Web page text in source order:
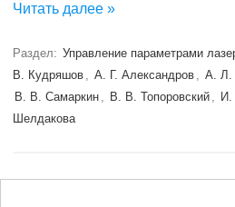
Читать далее »
Раздел: Управление параметрами
В. Кудряшов , А. Г. Александров , А. Л.
В. В. Самаркин , В. В. Топоровский , И.
Шелдакова